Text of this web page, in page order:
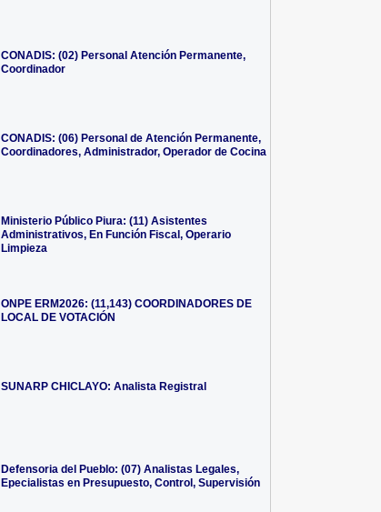
CONADIS: (02) Personal Atención Permanente,
Coordinador
CONADIS: (06) Personal de Atención Permanente,
Coordinadores, Administrador, Operador de Cocina
Ministerio Público Piura: (11) Asistentes
Administrativos, En Función Fiscal, Operario
Limpieza
ONPE ERM2026: (11,143) COORDINADORES DE
LOCAL DE VOTACIÓN
SUNARP CHICLAYO: Analista Registral
Defensoria del Pueblo: (07) Analistas Legales,
Epecialistas en Presupuesto, Control, Supervisión